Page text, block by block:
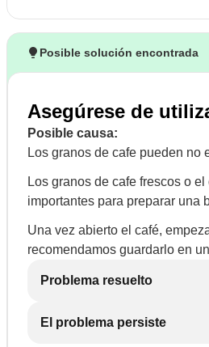
Posible solución encontrada
Asegúrese de
Posible causa:
Los granos de cafe pueden no
Los granos de cafe frescos o
importantes para preparar una
Una vez abierto el café,
recomendamos guardarlo en
Problema resuelto
El problema persiste